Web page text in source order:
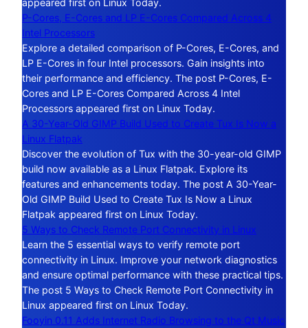
P-Cores, E-Cores and LP E-Cores Compared Across 4
Intel Processors
Explore a detailed comparison of P-Cores, E-Cores, and
LP E-Cores in four Intel processors. Gain insights into
their performance and efficiency. The post P-Cores, E-
Cores and LP E-Cores Compared Across 4 Intel
Processors appeared first on Linux Today.
A 30-Year-Old GIMP Build Used to Create Tux Is Now a
Linux Flatpak
Discover the evolution of Tux with the 30-year-old GIMP
build now available as a Linux Flatpak. Explore its
features and enhancements today. The post A 30-Year-
Old GIMP Build Used to Create Tux Is Now a Linux
Flatpak appeared first on Linux Today.
5 Ways to Check Remote Port Connectivity in Linux
Learn the 5 essential ways to verify remote port
connectivity in Linux. Improve your network diagnostics
and ensure optimal performance with these practical tips.
The post 5 Ways to Check Remote Port Connectivity in
Linux appeared first on Linux Today.
Fooyin 0.11 Adds Internet Radio Browsing to the Qt Music